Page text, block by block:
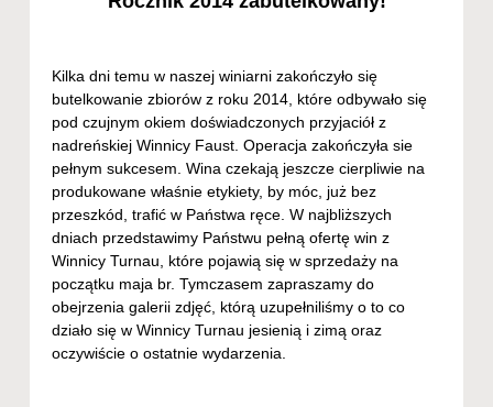
Kilka dni temu w naszej winiarni zakończyło się
butelkowanie zbiorów z roku 2014, które odbywało się
pod czujnym okiem doświadczonych przyjaciół z
nadreńskiej Winnicy Faust. Operacja zakończyła sie
pełnym sukcesem. Wina czekają jeszcze cierpliwie na
produkowane właśnie etykiety, by móc, już bez
przeszkód, trafić w Państwa ręce. W najbliższych
dniach przedstawimy Państwu pełną ofertę win z
Winnicy Turnau, które pojawią się w sprzedaży na
początku maja br. Tymczasem zapraszamy do
obejrzenia galerii zdjęć, którą uzupełniliśmy o to co
działo się w Winnicy Turnau jesienią i zimą oraz
oczywiście o ostatnie wydarzenia.